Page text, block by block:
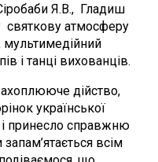
Я.В., Гладиш
атмосферу
мультимедійний
і танці вихованців.
дійство,
української
і принесло справжню
всім